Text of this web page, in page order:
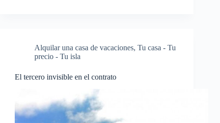
Alquilar una casa de vacaciones, Tu casa - Tu
precio - Tu isla
El tercero invisible en el contrato